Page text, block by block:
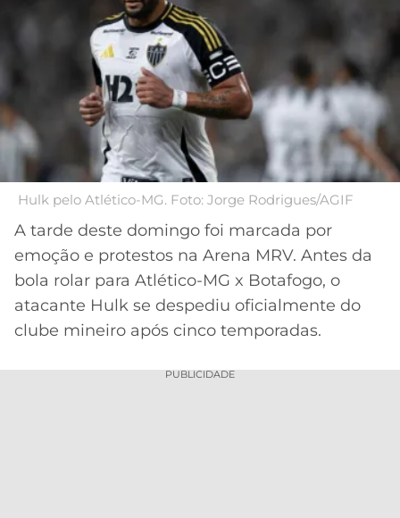
INDICAÇÃO
BET365
CÓDIGO
BETANO
MELHORES
APPS
APOSTAS
CASSINOS
ONLINE
MELHORES
ONLINE
SÃO
PAULO
SANTOS
FLAMENGO
BOTAFOGO
VASCO
INTERNACIONAL
COPA
BRASIL
PREMIER
LEAGUE
COPA
SUL-
AMERICANA
LIGA
DOS
CAMPEÕES
LALIGA
PALPITES
Hulk pelo Atlético-MG. Foto: Jorge Rodrigues/AGIF
A tarde deste domingo foi marcada por
emoção e protestos na Arena MRV. Antes da
bola rolar para Atlético-MG x Botafogo, o
atacante Hulk se despediu oficialmente do
clube mineiro após cinco temporadas.
PUBLICIDADE